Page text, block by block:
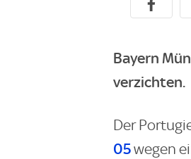
Bayern
verzichten.
Der
05wegen